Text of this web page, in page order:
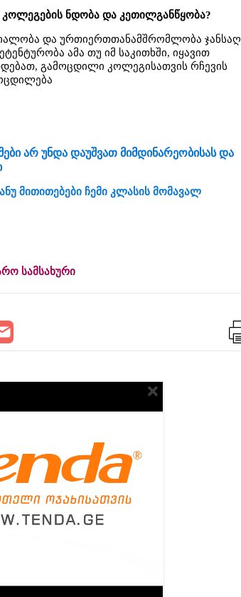
ნდობა და კეთილგანწყობა?
და ურთიერთთანამშრომლობა ჯანსაღ
ამა თუ იმ საკითხში, იყავით
გამოცდილი კოლეგისათვის რჩევის
არ უნდა დაუშვათ მიმდინარეობისას და
მითითებები ჩემი კლასის მომავალ
სამსახური